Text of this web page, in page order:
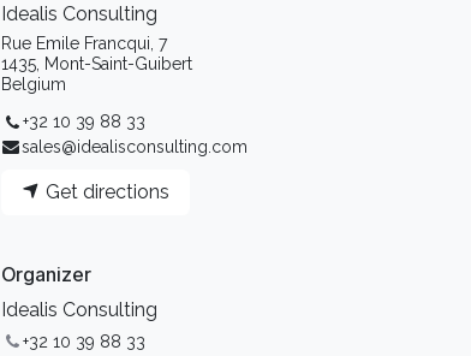
Idealis Consulting
Rue Emile Francqui, 7
1435, Mont-Saint-Guibert
Belgium
+32 10 39 88 33
sales@idealisconsulting.com
Get directions
Organizer
Idealis Consulting
+32 10 39 88 33